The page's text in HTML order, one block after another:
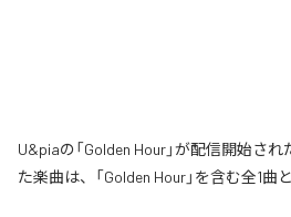
U&piaの「Golden Hour」が配信開始さ
た楽曲は、「Golden Hour」を含む全1曲